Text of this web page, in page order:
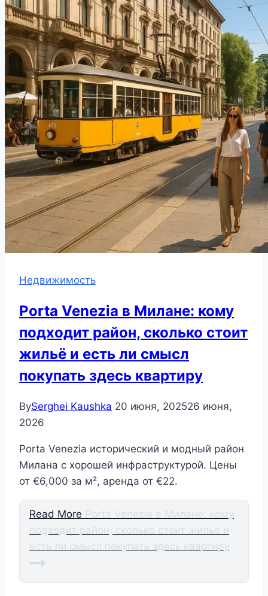
Недвижимость
Porta Venezia в Милане: кому
подходит район, сколько стоит
жильё и есть ли смысл
покупать здесь квартиру
BySerghei Kaushka 20 июня, 202526 июня,
2026
Porta Venezia исторический и модный район
Милана с хорошей инфраструктурой. Цены
от €6,000 за м², аренда от €22.
Read More Porta Venezia в Милане: кому
подходит район, сколько стоит жильё и
есть ли смысл покупать здесь квартиру